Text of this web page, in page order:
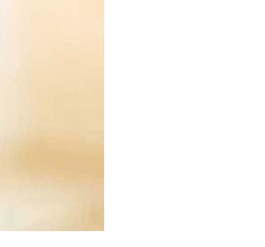
，適合安裝在溫泉、桑拿、室內泳池等高溫潮濕的空間
換的。下面一起來了解一下防霧筒燈的相關知識吧！
，適合安裝在溫泉、桑拿、室內泳池等高溫潮濕的空間
換的。下面一起來了解一下防霧筒燈的相關知識吧！
，一般的筒燈采用嵌入式的安裝方式，可以保證天花吊頂
我們一起來看看筒燈的安裝方式和注意事項吧。